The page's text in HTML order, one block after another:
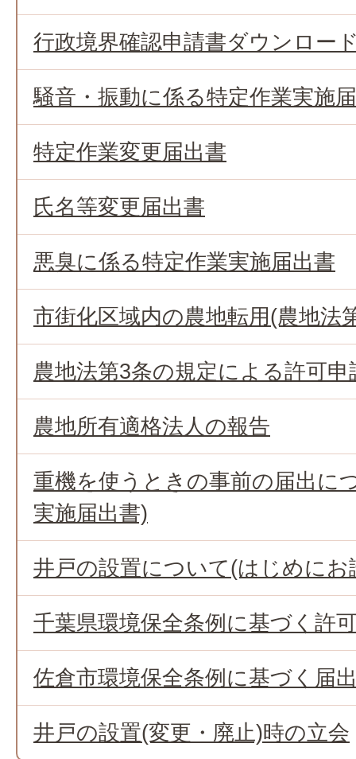
行政境界確認申請書ダウンロー
騒音・振動に係る特定作業実施
特定作業変更届出書
氏名等変更届出書
悪臭に係る特定作業実施届出書
市街化区域内の農地転用(農地法
農地法第3条の規定による許可申
農地所有適格法人の報告
重機を使うときの事前の届出に
実施届出書)
井戸の設置について(はじめに
千葉県環境保全条例に基づく許
佐倉市環境保全条例に基づく届
井戸の設置(変更・廃止)時の立会